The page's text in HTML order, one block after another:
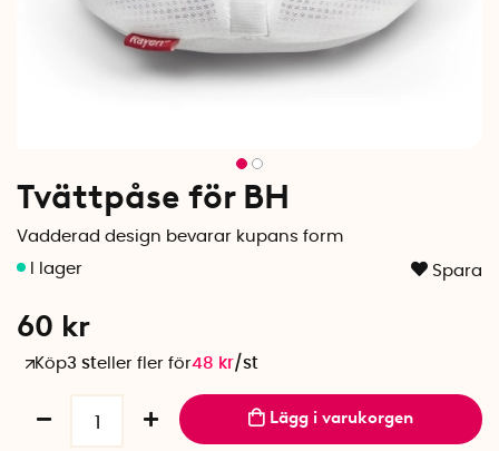
Tvättpåse för BH
Vadderad design bevarar kupans form
Spara
60 kr
Köp3 steller fler för48 kr/st
Lägg i varukorgen